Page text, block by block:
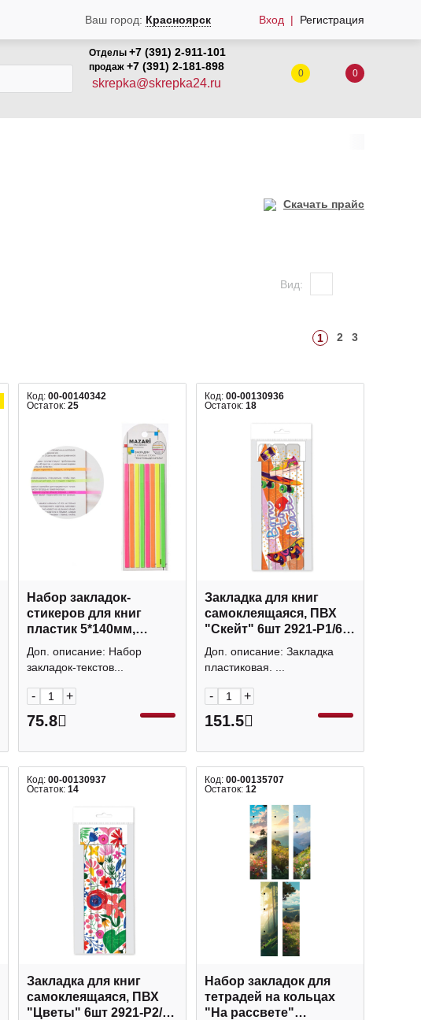
Ваш город: Красноярск Вход Регистрация
Отделы +7 (391) 2-911-101
продаж +7 (391) 2-181-898
skrepka@skrepka24.ru
0 0
Скачать прайс
Вид:
1 2 3
Код: 00-00140342
Остаток: 25
Набор закладок-
стикеров для книг
пластик 5*140мм,
8*20шт "Неон" M-4799
MAZARI ТМ
Доп. описание: Набор
закладок-текстов...
- +
75.8
Код: 00-00130936
Остаток: 18
Закладка для книг
самоклеящаяся, ПВХ
"Скейт" 6шт 2921-Р1/6
ДПС
Доп. описание: Закладка
пластиковая. ...
- +
151.5
Код: 00-00130937
Остаток: 14
Закладка для книг
самоклеящаяся, ПВХ
"Цветы" 6шт 2921-Р2/6
Код: 00-00135707
Остаток: 12
Набор закладок для
тетрадей на кольцах
"На рассвете"